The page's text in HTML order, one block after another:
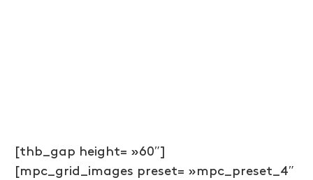
[thb_gap height= »60″]
[mpc_grid_images preset= »mpc_preset_4″